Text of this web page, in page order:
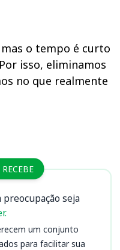
o tempo é curto
isso, eliminamos
no que realmente
seja
um conjunto
para facilitar sua